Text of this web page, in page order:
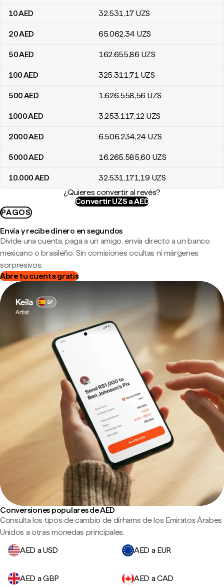
10AED 32.531,17 UZS
20AED 65.062,34 UZS
50AED 162.655,86 UZS
100AED 325.311,71 UZS
500AED 1.626.558,56 UZS
1000AED 3.253.117,12 UZS
2000AED 6.506.234,24 UZS
5000AED 16.265.585,60 UZS
10.000AED 32.531.171,19 UZS
¿Quieres convertir al revés?
Convertir UZS a AED
PAGOS
Envía y recibe dinero en segundos
Divide una cuenta, paga a un amigo, envía directo a un banco
mexicano o brasileño. Sin comisiones ocultas ni márgenes
sorpresivos.
Abre tu cuenta gratis
Conversiones populares de AED
Consulta los tipos de cambio de dírhams de los Emiratos Árabes
Unidos a otras monedas principales.
AED a USD
AED a EUR
AED a GBP AED a CAD